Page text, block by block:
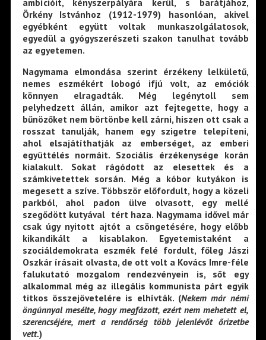
ambícióit, kényszerpályára kerül, s barátjához,
Örkény Istvánhoz (1912-1979) hasonlóan, akivel
egyébként együtt voltak munkaszolgálatosok,
egyedül a gyógyszerészeti szakon tanulhat tovább
az egyetemen.
Nagymama elmondása szerint érzékeny lelkületű,
nemes eszmékért lobogó ifjú volt, az emóciók
könnyen elragadták. Még legénytoll sem
pelyhedzett állán, amikor azt fejtegette, hogy a
bűnözőket nem börtönbe kell zárni, hiszen ott csak a
rosszat tanulják, hanem egy szigetre telepíteni,
ahol elsajátíthatják az emberséget, az emberi
együttélés normáit. Szociális érzékenysége korán
kialakult. Sokat rágódott az elesettek és a
számkivetettek sorsán. Még a kóbor kutyákon is
megesett a szíve. Többször előfordult, hogy a közeli
parkból, ahol padon ülve olvasott, egy mellé
szegődött kutyával tért haza. Nagymama idővel már
csak úgy nyitott ajtót a csöngetésére, hogy előbb
kikandikált a kisablakon. Egyetemistaként a
szociáldemokrata eszmék felé fordult, főleg Jászi
Oszkár írásait olvasta, de ott volt a Kovács Imre-féle
falukutató mozgalom rendezvényein is, sőt egy
alkalommal még az illegális kommunista párt egyik
titkos összejövetelére is elhívták. (Nekem már némi
öngúnnyal mesélte, hogy megfázott, ezért nem mehetett el,
szerencséjére, mert a rendőrség több jelenlévőt őrizetbe
vett.)